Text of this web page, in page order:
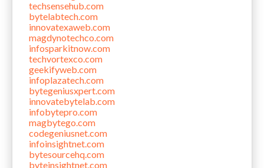
techsensehub.com
bytelabtech.com
innovatexaweb.com
magdynotechco.com
infosparkitnow.com
techvortexco.com
geekifyweb.com
infoplazatech.com
bytegeniusxpert.com
innovatebytelab.com
infobytepro.com
magbytego.com
codegeniusnet.com
infoinsightnet.com
bytesourcehq.com
byteinsightnet.com